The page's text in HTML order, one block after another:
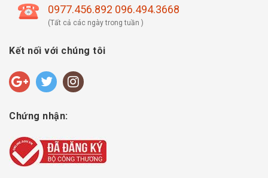
0977.456.892 096.494.3668
(Tất cả các ngày trong tuần )
Kết nối với chúng tôi
Chứng nhận: